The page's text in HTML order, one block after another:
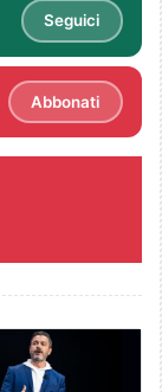
Seguici
Abbonati